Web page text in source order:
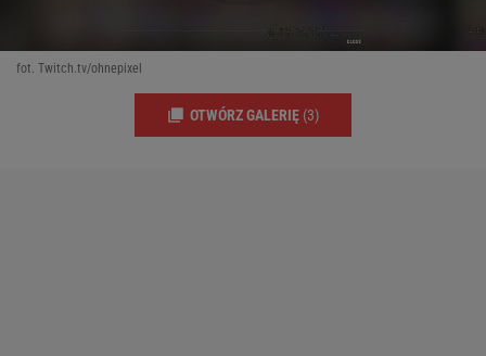
fot. Twitch.tv/ohnepixel
OTWÓRZ GALERIĘ (3)